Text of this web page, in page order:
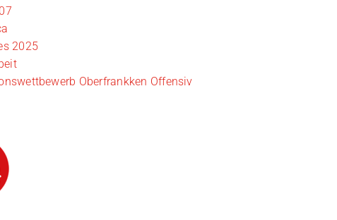
2025
Oberfrankken Offensiv